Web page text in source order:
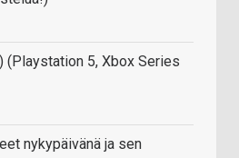
(Playstation 5, Xbox Series
nykypäivänä ja sen